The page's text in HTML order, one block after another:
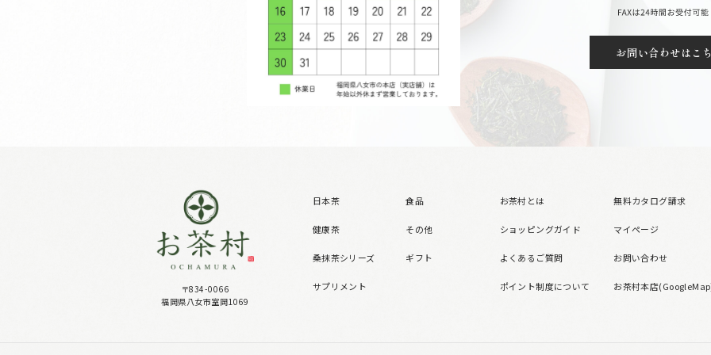
お問い合わせはこ
〒834-0066
福岡県八女市室岡1069
日本茶
健康茶
桑抹茶シリーズ
サプリメント
食品
その他
ギフト
お茶村とは
ショッピングガイド
よくあるご質問
ポイント制度について
無料カタログ請求
マイページ
お問い合わせ
お茶村本店